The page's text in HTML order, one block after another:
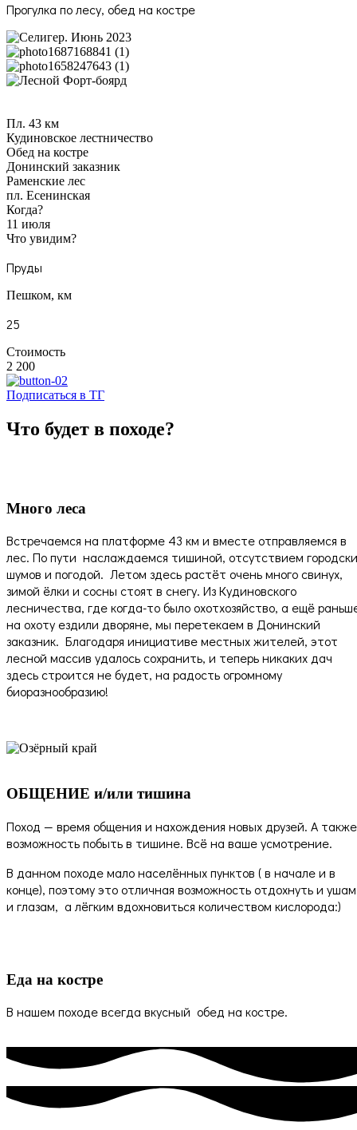
Прогулка по лесу, обед на костре
Пл. 43 км
Кудиновское лестничество
Обед на костре
Донинский заказник
Раменские лес
пл. Есенинская
Когда?
11 июля
Что увидим?
Пруды
Пешком, км
25
Стоимость
2 200
Подписаться в ТГ
Что будет в походе?
Много леса
Встречаемся на платформе 43 км и вместе отправляемся в
лес. По пути наслаждаемся тишиной, отсутствием
шумов и погодой. Летом здесь растёт очень много свинух,
зимой ёлки и сосны стоят в снегу. Из Кудиновского
лесничества, где когда-то было охотхозяйство, а ещё
на охоту ездили дворяне, мы перетекаем в Донинский
заказник. Благодаря инициативе местных жителей, этот
лесной массив удалось сохранить, и теперь никаких дач
здесь строится не будет, на радость огромному
биоразнообразию!
ОБЩЕНИЕ и/или тишина
Поход — время общения и нахождения новых друзей. А также
возможность побыть в тишине. Всё на ваше усмотрение.
В данном походе мало населённых пунктов ( в начале и в
конце), поэтому это отличная возможность отдохнуть и
и глазам, а лёгким вдохновиться количеством кислорода:)
Еда на костре
В нашем походе всегда вкусный обед на костре.